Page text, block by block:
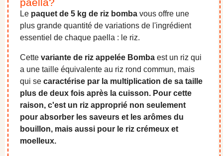
Le paquet de 5 kg de riz bomba vous offre une
plus grande quantité de variations de l'ingrédient
essentiel de chaque paella : le riz.
Cette variante de riz appelée Bomba est un riz qui
a une taille équivalente au riz rond commun, mais
qui se caractérise par la multiplication de sa taille
plus de deux fois après la cuisson. Pour cette
raison, c'est un riz approprié non seulement
pour absorber les saveurs et les arômes du
bouillon, mais aussi pour le riz crémeux et
moelleux.